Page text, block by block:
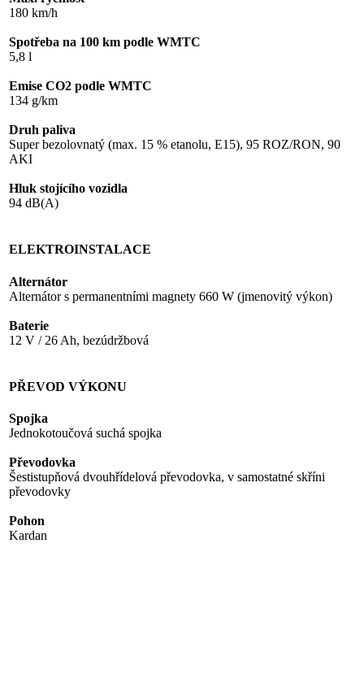
180 km/h
Spotřeba na 100 km podle WMTC
5,8 l
Emise CO2 podle WMTC
134 g/km
Druh paliva
Super bezolovnatý (max. 15 % etanolu, E15), 95 ROZ/RON, 90
AKI
Hluk stojícího vozidla
94 dB(A)
ELEKTROINSTALACE
Alternátor
Alternátor s permanentními magnety 660 W (jmenovitý výkon)
Baterie
12 V / 26 Ah, bezúdržbová
PŘEVOD VÝKONU
Spojka
Jednokotoučová suchá spojka
Převodovka
Šestistupňová dvouhřídelová převodovka, v samostatné skříni
převodovky
Pohon
Kardan